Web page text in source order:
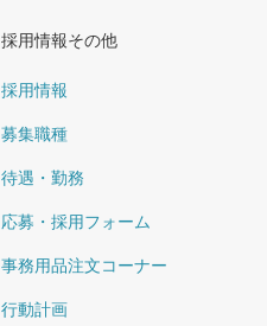
採用情報その他
採用情報
募集職種
待遇・勤務
応募・採用フォーム
事務用品注文コーナー
行動計画